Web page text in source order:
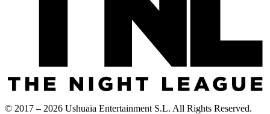
© 2017 – 2026 Ushuaïa Entertainment S.L. All Rights Reserved.